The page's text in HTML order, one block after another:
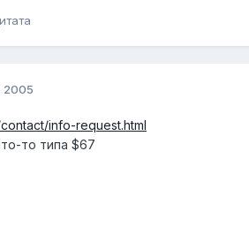
2005
info-request.html
то типа $67